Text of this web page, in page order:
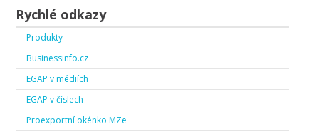
Rychlé odkazy
Produkty
Businessinfo.cz
EGAP v médiích
EGAP v číslech
Proexportní okénko MZe